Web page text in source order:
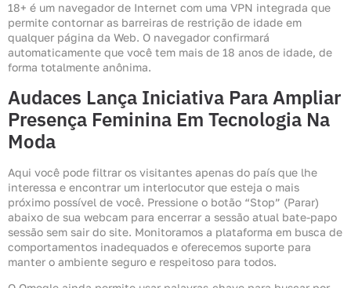
18+ é um navegador de Internet com uma VPN integrada que
permite contornar as barreiras de restrição de idade em
qualquer página da Web. O navegador confirmará
automaticamente que você tem mais de 18 anos de idade, de
forma totalmente anônima.
Audaces Lança Iniciativa Para Ampliar
Presença Feminina Em Tecnologia Na
Moda
Aqui você pode filtrar os visitantes apenas do país que lhe
interessa e encontrar um interlocutor que esteja o mais
próximo possível de você. Pressione o botão “Stop” (Parar)
abaixo de sua webcam para encerrar a sessão atual bate-papo
sessão sem sair do site. Monitoramos a plataforma em busca de
comportamentos inadequados e oferecemos suporte para
manter o ambiente seguro e respeitoso para todos.